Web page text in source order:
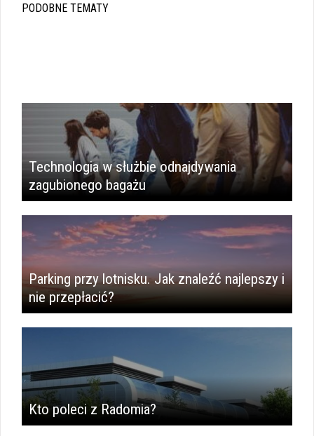
PODOBNE TEMATY
Technologia w służbie odnajdywania
zagubionego bagażu
Parking przy lotnisku. Jak znaleźć najlepszy i
nie przepłacić?
Kto poleci z Radomia?